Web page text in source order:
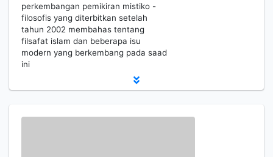
perkembangan pemikiran mistiko -
filosofis yang diterbitkan setelah
tahun 2002 membahas tentang
filsafat islam dan beberapa isu
modern yang berkembang pada saad
ini